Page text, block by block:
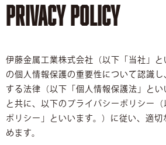
PRIVACY POLICY
伊藤金属工業株式会社（以下「当社」
の個人情報保護の重要性について認識し
する法律（以下「個人情報保護法」とい
と共に、以下のプライバシーポリシー
ポリシー」といいます。）に従い、適
めます。